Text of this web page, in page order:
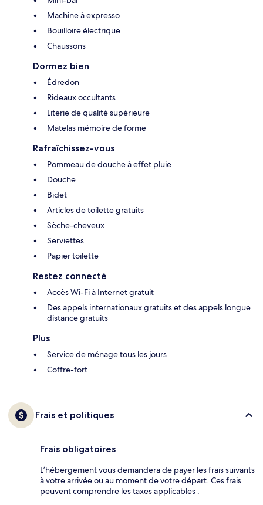
Machine à expresso
Bouilloire électrique
Chaussons
Dormez bien
Édredon
Rideaux occultants
Literie de qualité supérieure
Matelas mémoire de forme
Rafraîchissez-vous
Pommeau de douche à effet pluie
Douche
Bidet
Articles de toilette gratuits
Sèche-cheveux
Serviettes
Papier toilette
Restez connecté
Accès Wi-Fi à Internet gratuit
Des appels internationaux gratuits et des appels longue
distance gratuits
Plus
Service de ménage tous les jours
Coffre-fort
Frais et politiques
Frais obligatoires
L’hébergement vous demandera de payer les frais suivants
à votre arrivée ou au moment de votre départ. Ces frais
peuvent comprendre les taxes applicables :